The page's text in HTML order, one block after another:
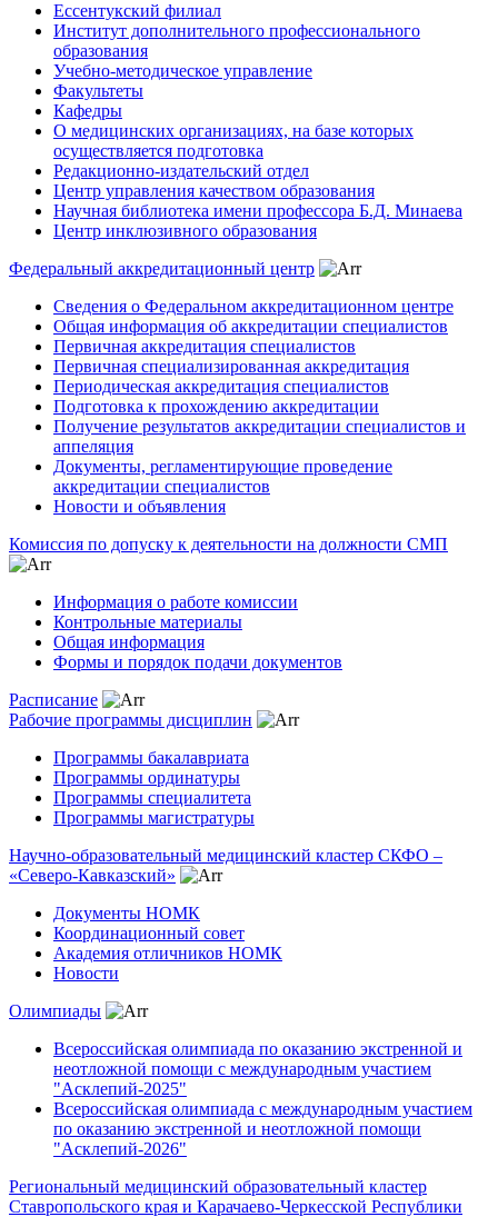
Ессентукский филиал
Институт дополнительного профессионального
образования
Учебно-методическое управление
Факультеты
Кафедры
О медицинских организациях, на базе которых
осуществляется подготовка
Редакционно-издательский отдел
Центр управления качеством образования
Научная библиотека имени профессора Б.Д. Минаева
Центр инклюзивного образования
Федеральный аккредитационный центр
Сведения о Федеральном аккредитационном центре
Общая информация об аккредитации специалистов
Первичная аккредитация специалистов
Первичная специализированная аккредитация
Периодическая аккредитация специалистов
Подготовка к прохождению аккредитации
Получение результатов аккредитации специалистов и
аппеляция
Документы, регламентирующие проведение
аккредитации специалистов
Новости и объявления
Комиссия по допуску к деятельности на должности СМП
Информация о работе комиссии
Контрольные материалы
Общая информация
Формы и порядок подачи документов
Расписание
Рабочие программы дисциплин
Программы бакалавриата
Программы ординатуры
Программы специалитета
Программы магистратуры
Научно-образовательный медицинский кластер СКФО –
«Северо-Кавказский»
Документы НОМК
Координационный совет
Академия отличников НОМК
Новости
Олимпиады
Всероссийская олимпиада по оказанию экстренной и
неотложной помощи с международным участием
"Асклепий-2025"
Всероссийская олимпиада с международным участием
по оказанию экстренной и неотложной помощи
"Асклепий-2026"
Региональный медицинский образовательный кластер
Ставропольского края и Карачаево-Черкесской Республики